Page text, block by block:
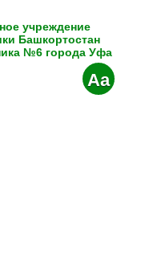
учреждение
Башкортостан
№6 города Уфа
Aa